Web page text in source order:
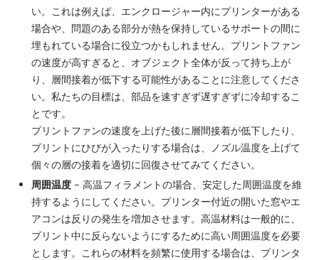
い。これは例えば、エンクロージャー内にプリンターがある
場合や、問題のある部分が熱を保持しているサポートの間に
埋もれている場合に役立つかもしれません。プリントファン
の速度が高すぎると、オブジェクト全体が反って持ち上が
り、層間接着が低下する可能性があることに注意してくださ
い。私たちの目標は、部品を速すぎず遅すぎずに冷却するこ
とです。
プリントファンの速度を上げた後に層間接着が低下したり、
プリントにひびが入ったりする場合は、ノズル温度を上げて
個々の層の接着を適切に回復させてみてください。
周囲温度– 高温フィラメントの場合、安定した周囲温度を維
持するようにしてください。プリンター付近の開いた窓やエ
アコンは反りの発生を増加させます。高温材料は一般的に、
プリント中に反らないようにするために高い周囲温度を必要
とします。これらの材料を頻繁に使用する場合は、プリンタ